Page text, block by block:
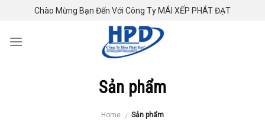
content
Chào Mừng Bạn Đến Với Công Ty MÁI XẾP PHÁT ĐẠT
Sản phẩm
Home / Sản phẩm